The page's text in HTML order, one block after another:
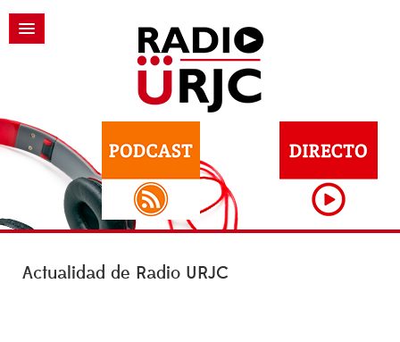
Actualidad de Radio URJC